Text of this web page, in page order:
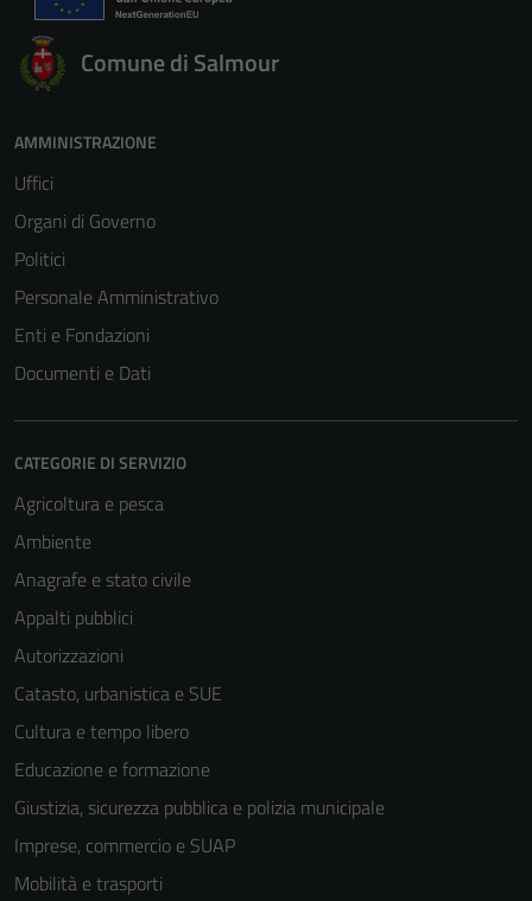
Comune di Salmour
AMMINISTRAZIONE
Uffici
Organi di Governo
Politici
Personale Amministrativo
Enti e Fondazioni
Documenti e Dati
CATEGORIE DI SERVIZIO
Agricoltura e pesca
Ambiente
Anagrafe e stato civile
Appalti pubblici
Autorizzazioni
Catasto, urbanistica e SUE
Cultura e tempo libero
Educazione e formazione
Giustizia, sicurezza pubblica e polizia municipale
Imprese, commercio e SUAP
Mobilità e trasporti